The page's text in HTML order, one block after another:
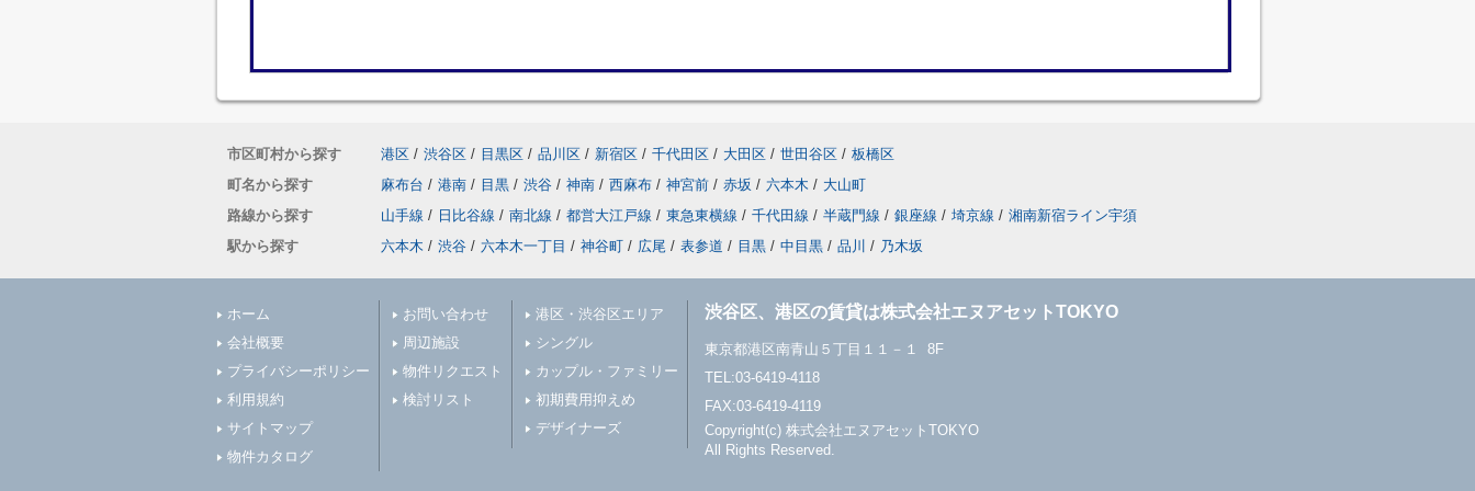
市区町村から探す 港区 / 渋谷区 / 目黒区 / 品川区 / 新宿区 / 千代田区 / 大田区 / 世田谷区 / 板橋区
町名から探す
麻布台 / 港南 / 目黒 / 渋谷 / 神南 / 西麻布 / 神宮前 / 赤坂 / 六本木 / 大山町
路線から探す
山手線 / 日比谷線 / 南北線 / 都営大江戸線 / 東急東横線 / 千代田線 / 半蔵門線 / 銀座線 / 埼京線 / 湘南新宿ライン宇須
駅から探す
六本木 / 渋谷 / 六本木一丁目 / 神谷町 / 広尾 / 表参道 / 目黒 / 中目黒 / 品川 / 乃木坂
ホーム
会社概要
プライバシーポリシー
利用規約
サイトマップ
物件カタログ
お問い合わせ
周辺施設
物件リクエスト
検討リスト
港区・渋谷区エリア
シングル
カップル・ファミリー
初期費用抑えめ
デザイナーズ
渋谷区、港区の賃貸は株式会社エヌアセットTOKYO
東京都港区南青山５丁目１１－１ 8F
TEL:03-6419-4118
FAX:03-6419-4119
Copyright(c) 株式会社エヌアセットTOKYO
All Rights Reserved.